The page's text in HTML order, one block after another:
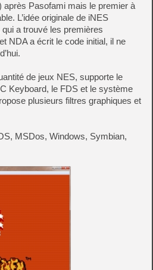
après Pasofami mais le premier à
L’idée originale de iNES
a trouvé les premières
NDA a écrit le code initial, il ne
de jeux NES, supporte le
Keyboard, le FDS et le système
plusieurs filtres graphiques et
MSDos, Windows, Symbian,